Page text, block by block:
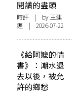
閱讀的盡頭
時評 | by 王建
鏗 | 2026-07-22
《給阿嬤的情
書》：潮水退
去以後，被允
許的鄉愁